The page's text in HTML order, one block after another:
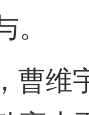
。
曹维